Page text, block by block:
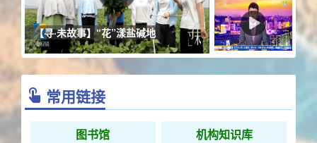
【寻·未故事】“花”漾盐碱地
常用链接
图书馆 机构知识库